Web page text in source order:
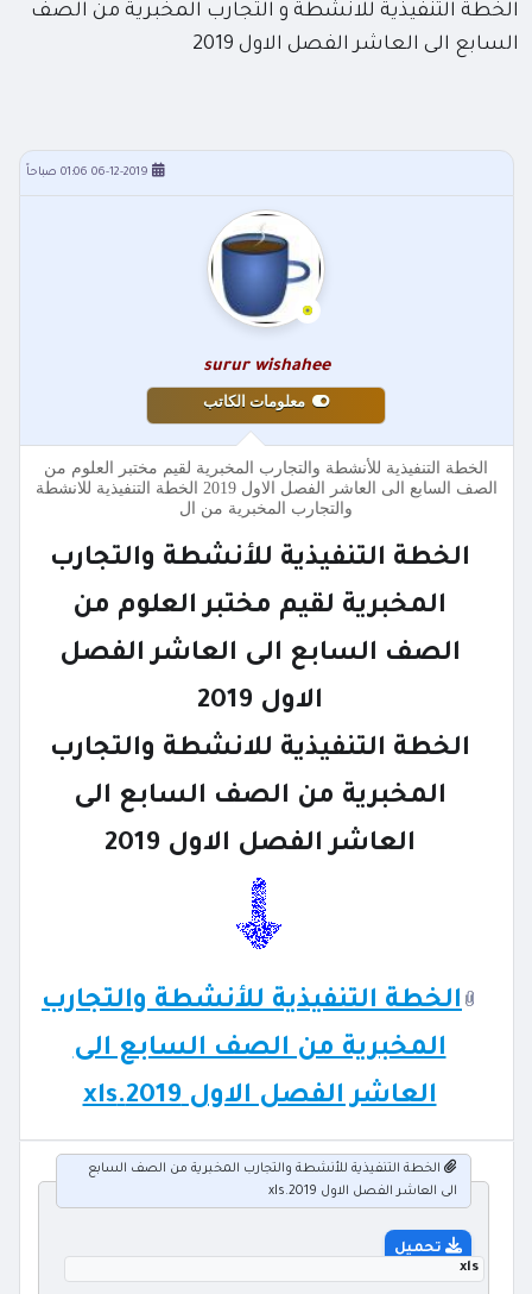
الخطة التنفيذية للانشطة و التجارب المخبرية من الصف
السابع الى العاشر الفصل الاول 2019
06-12-2019 01:06 صباحاً
surur wishahee
معلومات الكاتب
الخطة التنفيذية للأنشطة والتجارب المخبرية لقيم مختبر العلوم من
الصف السابع الى العاشر الفصل الاول 2019 الخطة التنفيذية للانشطة
والتجارب المخبرية من ال
الخطة التنفيذية للأنشطة والتجارب
المخبرية لقيم مختبر العلوم من
الصف السابع الى العاشر الفصل
الاول 2019
الخطة التنفيذية للانشطة والتجارب
المخبرية من الصف السابع الى
العاشر الفصل الاول 2019
الخطة التنفيذية للأنشطة والتجارب
المخبرية من الصف السابع الى
العاشر الفصل الاول 2019.xls
الخطة التنفيذية للأنشطة والتجارب المخبرية من الصف السابع
الى العاشر الفصل الاول 2019.xls
تحميل
xls